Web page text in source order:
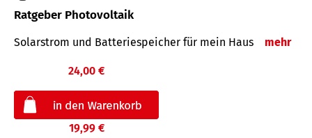
Ratgeber Photovoltaik
Solarstrom und Batteriespeicher für mein Haus mehr
24,00 €
19,99 €